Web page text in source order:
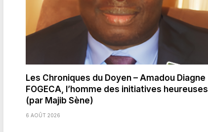
Les Chroniques du Doyen – Amadou Diagne
FOGECA, l’homme des initiatives heureuses
(par Majib Sène)
6 AOÛT 2026